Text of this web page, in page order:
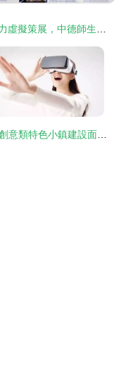
AI助力虛擬策展，中德師生研究成果亮相國際頂會IEEE VR數字文化創意內容應用服務
文化創意類特色小鎮建設面臨的問題及對策建議